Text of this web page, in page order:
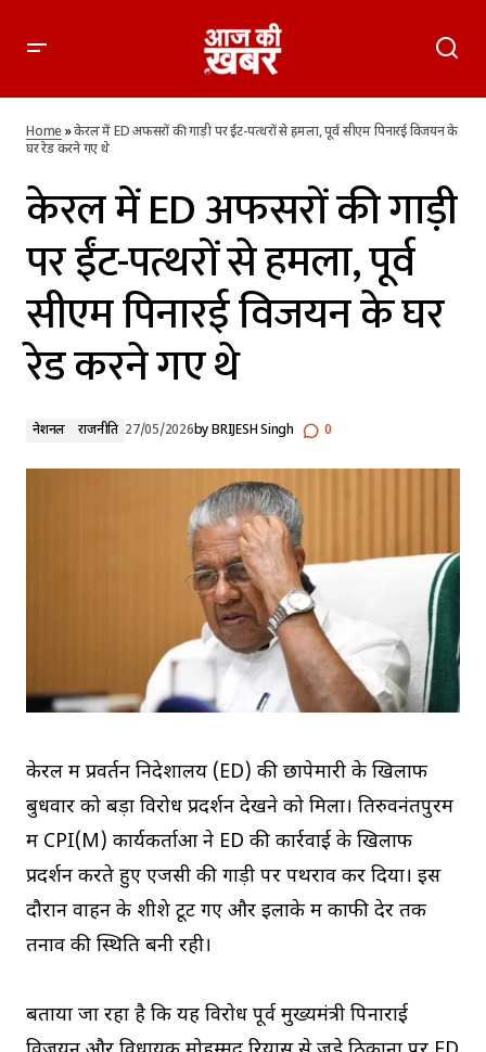
विजयन के घर रेड करने गए थे
Home»केरल में ED अफसरों की गाड़ी पर ईंट-पत्थरों से हमला, पूर्व सीएम पिनारई विजयन के
घर रेड करने गए थे
केरल में ED अफसरों की गाड़ी
पर ईंट-पत्थरों से हमला, पूर्व
सीएम पिनारई विजयन के घर
रेड करने गए थे
नेशनल राजनीति 27/05/2026byBRIJESH Singh 0
केरल में प्रवर्तन निदेशालय (ED) की छापेमारी के खिलाफ
बुधवार को बड़ा विरोध प्रदर्शन देखने को मिला। तिरुवनंतपुरम
में CPI(M) कार्यकर्ताओं ने ED की कार्रवाई के खिलाफ
प्रदर्शन करते हुए एजेंसी की गाड़ी पर पथराव कर दिया। इस
दौरान वाहन के शीशे टूट गए और इलाके में काफी देर तक
तनाव की स्थिति बनी रही।
बताया जा रहा है कि यह विरोध पूर्व मुख्यमंत्री पिनाराई